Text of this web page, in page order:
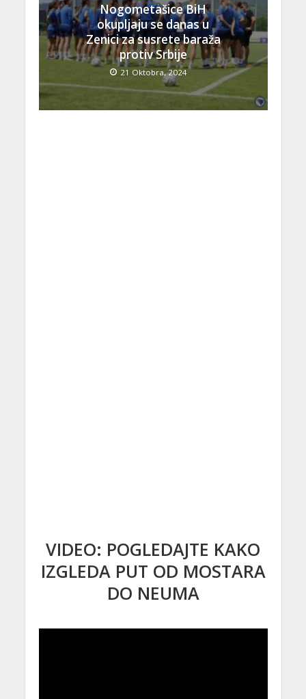
Nogometašice BiH
okupljaju se danas u
Zenici za susrete baraža
protiv Srbije
21 Oktobra, 2024
VIDEO: POGLEDAJTE KAKO
IZGLEDA PUT OD MOSTARA
DO NEUMA